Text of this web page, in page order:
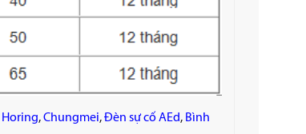
Horing,Chungmei,Đèn sự cố AEd, Bình